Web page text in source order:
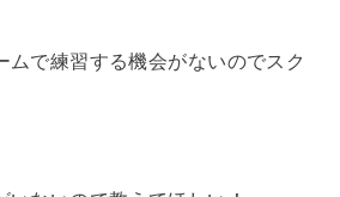
ムで練習する機会がないのでスク